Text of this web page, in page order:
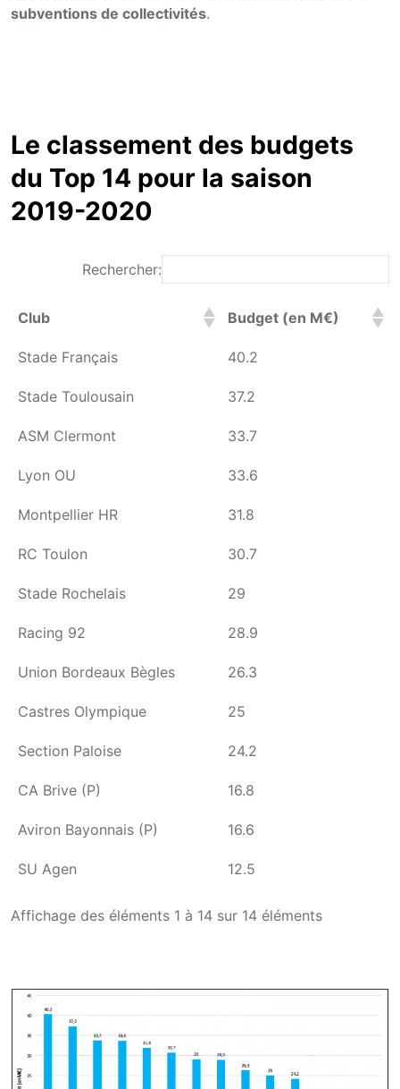
subventions de collectivités.
Le classement des budgets
du Top 14 pour la saison
2019-2020
Rechercher:
Club Budget (en M€)
Stade Français 40.2
Stade Toulousain 37.2
ASM Clermont 33.7
Lyon OU 33.6
Montpellier HR 31.8
RC Toulon 30.7
Stade Rochelais 29
Racing 92 28.9
Union Bordeaux Bègles 26.3
Castres Olympique 25
Section Paloise 24.2
CA Brive (P) 16.8
Aviron Bayonnais (P) 16.6
SU Agen 12.5
Affichage des éléments 1 à 14 sur 14 éléments